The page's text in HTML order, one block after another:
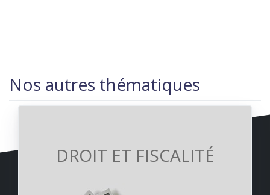
Nos autres thématiques
DROIT ET FISCALITÉ